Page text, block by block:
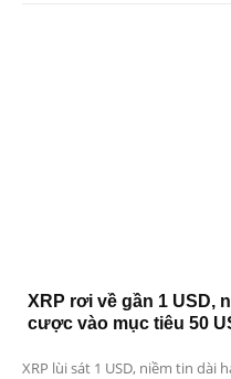
XRP rơi về gần 1 USD,
cược vào mục tiêu 50
XRP lùi sát 1 USD, niềm tin dài